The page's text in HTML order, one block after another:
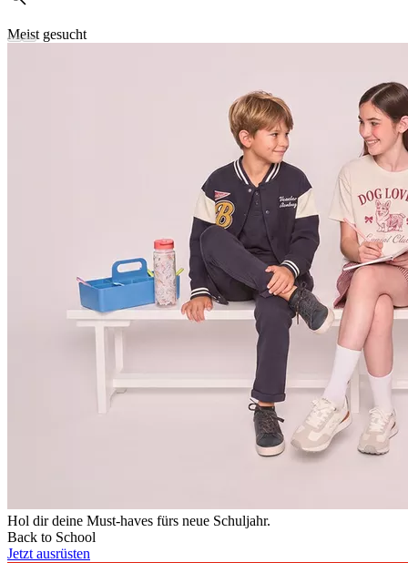
Meist gesucht
Hol dir deine Must-haves fürs neue Schuljahr.
Back to School
Jetzt ausrüsten